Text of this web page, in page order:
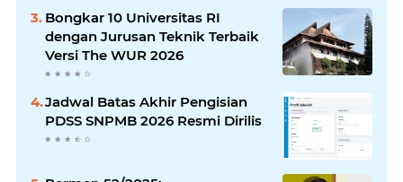
Bongkar 10 Universitas RI
dengan Jurusan Teknik Terbaik
Versi The WUR 2026
Jadwal Batas Akhir Pengisian
PDSS SNPMB 2026 Resmi Dirilis